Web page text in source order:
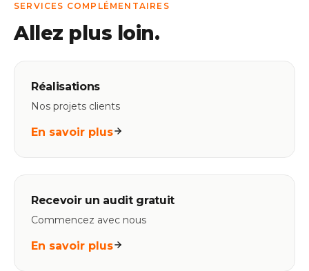
SERVICES COMPLÉMENTAIRES
Allez plus loin.
Réalisations
Nos projets clients
En savoir plus
Recevoir un audit gratuit
Commencez avec nous
En savoir plus